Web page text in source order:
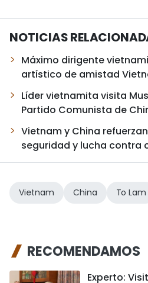
NOTICIAS
Máximo dirigente
artístico de amistad
Líder vietnamita visita
Partido Comunista de
Vietnam y China
seguridad y lucha contra
Vietnam China To Lam
RECOMENDAMOS
Experto: